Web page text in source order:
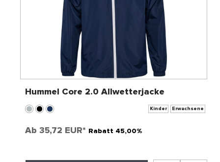
Hummel Core 2.0 Allwetterjacke
Kinder Erwachsene
Ab 35,72 EUR* Rabatt 45,00%